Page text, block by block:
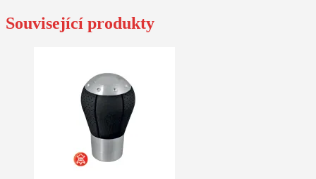
Související produkty